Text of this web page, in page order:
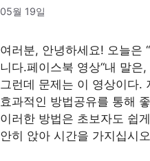
05월 19일
여러분, 안녕하세요! 오늘은
니다.페이스북 영상“내 말은
그런데 문제는 이 영상이다.
효과적인 방법공유를 통해
이러한 방법은 초보자도 쉽
안히 앉아 시간을 가지십시